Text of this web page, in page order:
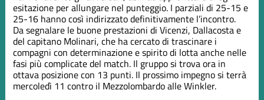
esitazione per allungare nel punteggio. I parziali di 25-15 e
25-16 hanno così indirizzato definitivamente l’incontro.
Da segnalare le buone prestazioni di Vicenzi, Dallacosta e
del capitano Molinari, che ha cercato di trascinare i
compagni con determinazione e spirito di lotta anche nelle
fasi più complicate del match. Il gruppo si trova ora in
ottava posizione con 13 punti. Il prossimo impegno si terrà
mercoledì 11 contro il Mezzolombardo alle Winkler.